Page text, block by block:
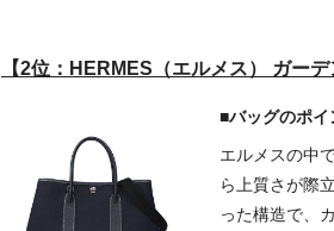
【2位：HERMES（エルメス） ガー
■バッグのポイ
エルメスの中
ら上質さが際
った構造で、